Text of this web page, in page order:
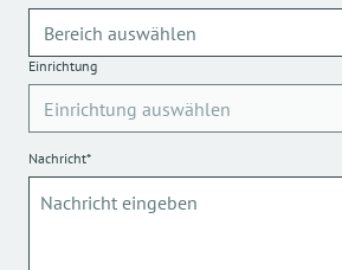
Einrichtung
Nachricht*